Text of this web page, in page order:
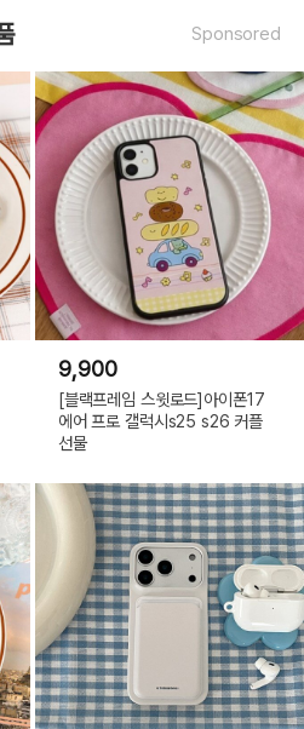
Sponsored
9,900
[블랙프레임 스윗로드]아이폰17
에어 프로 갤럭시s25 s26 커플
선물